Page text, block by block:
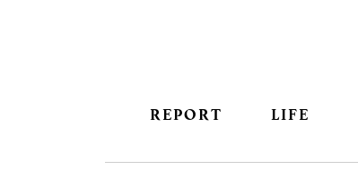
REPORT LIFE